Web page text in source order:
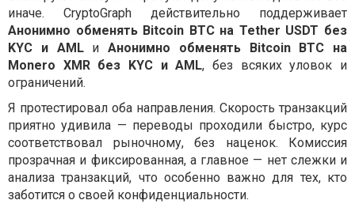
иначе. CryptoGraph действительно поддерживает
Анонимно обменять Bitcoin BTC на Tether USDT без
KYC и AMLи Анонимно обменять Bitcoin BTC на
Monero XMR без KYC и AML, без всяких уловок и
ограничений.
Я протестировал оба направления. Скорость транзакций
приятно удивила — переводы проходили быстро, курс
соответствовал рыночному, без наценок. Комиссия
прозрачная и фиксированная, а главное — нет слежки и
анализа транзакций, что особенно важно для тех, кто
заботится о своей конфиденциальности.